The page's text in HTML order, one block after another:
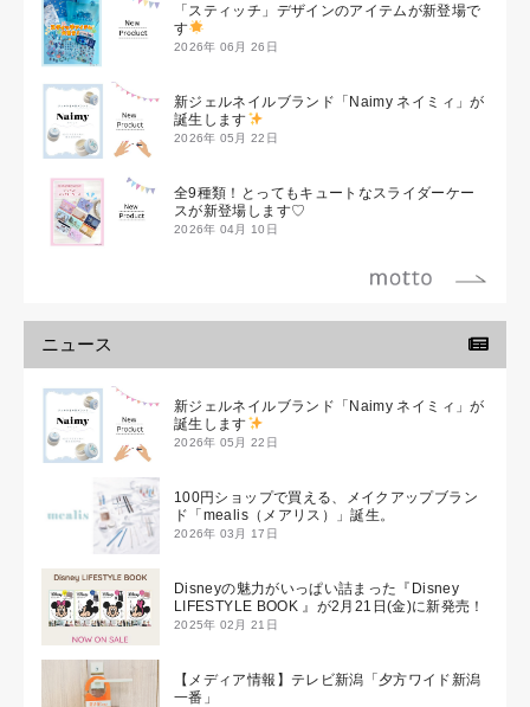
「スティッチ」デザインのアイテムが新登場で
す
2026年 06月 26日
新ジェルネイルブランド「Naimy ネイミィ」が
誕生します
2026年 05月 22日
全9種類！とってもキュートなスライダーケー
スが新登場します♡
2026年 04月 10日
ニュース
新ジェルネイルブランド「Naimy ネイミィ」が
誕生します
2026年 05月 22日
100円ショップで買える、メイクアップブラン
ド「mealis（メアリス）」誕生。
2026年 03月 17日
Disneyの魅力がいっぱい詰まった『Disney
LIFESTYLE BOOK 』が2月21日(金)に新発売！
2025年 02月 21日
【メディア情報】テレビ新潟「夕方ワイド新潟
一番」